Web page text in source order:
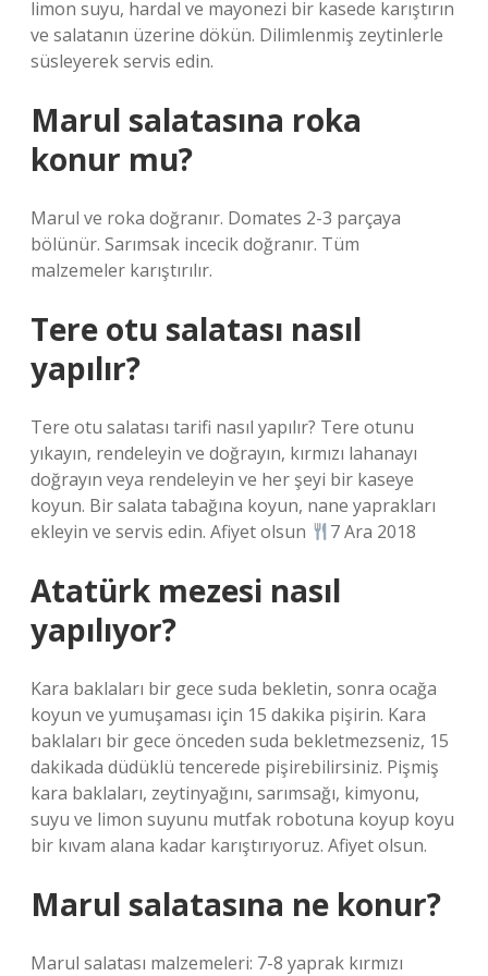
limon suyu, hardal ve mayonezi bir kasede karıştırın
ve salatanın üzerine dökün. Dilimlenmiş zeytinlerle
süsleyerek servis edin.
Marul salatasına roka
konur mu?
Marul ve roka doğranır. Domates 2-3 parçaya
bölünür. Sarımsak incecik doğranır. Tüm
malzemeler karıştırılır.
Tere otu salatası nasıl
yapılır?
Tere otu salatası tarifi nasıl yapılır? Tere otunu
yıkayın, rendeleyin ve doğrayın, kırmızı lahanayı
doğrayın veya rendeleyin ve her şeyi bir kaseye
koyun. Bir salata tabağına koyun, nane yaprakları
ekleyin ve servis edin. Afiyet olsun
7 Ara 2018
Atatürk mezesi nasıl
yapılıyor?
Kara baklaları bir gece suda bekletin, sonra ocağa
koyun ve yumuşaması için 15 dakika pişirin. Kara
baklaları bir gece önceden suda bekletmezseniz, 15
dakikada düdüklü tencerede pişirebilirsiniz. Pişmiş
kara baklaları, zeytinyağını, sarımsağı, kimyonu,
suyu ve limon suyunu mutfak robotuna koyup koyu
bir kıvam alana kadar karıştırıyoruz. Afiyet olsun.
Marul salatasına ne konur?
Marul salatası malzemeleri: 7-8 yaprak kırmızı